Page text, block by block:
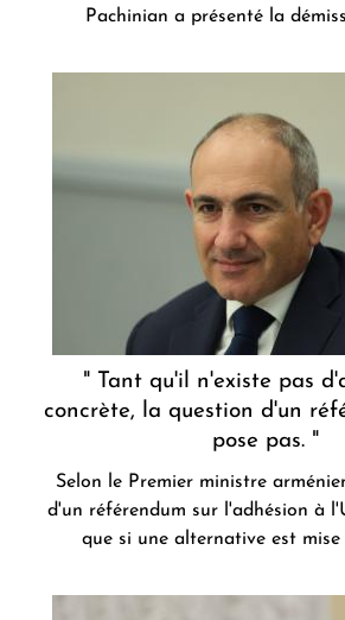
Pachinian a présenté la
" Tant qu'il n'existe pas
concrète, la question d'un
pose pas. "
Selon le Premier ministre
d'un référendum sur l'adhésion à
que si une alternative est mise